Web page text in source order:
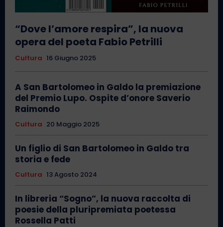
“Dove l’amore respira”, la nuova
opera del poeta Fabio Petrilli
Cultura 16 Giugno 2025
A San Bartolomeo in Galdo la premiazione
del Premio Lupo. Ospite d’onore Saverio
Raimondo
Cultura 20 Maggio 2025
Un figlio di San Bartolomeo in Galdo tra
storia e fede
Cultura 13 Agosto 2024
In libreria “Sogno”, la nuova raccolta di
poesie della pluripremiata poetessa
Rossella Patti